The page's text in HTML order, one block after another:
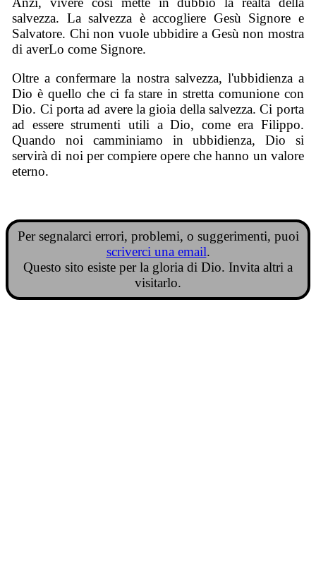
salvezza. La salvezza è accogliere Gesù Signore e
Salvatore. Chi non vuole ubbidire a Gesù non mostra
di averLo come Signore.
Oltre a confermare la nostra salvezza, l'ubbidienza a
Dio è quello che ci fa stare in stretta comunione con
Dio. Ci porta ad avere la gioia della salvezza. Ci porta
ad essere strumenti utili a Dio, come era Filippo.
Quando noi camminiamo in ubbidienza, Dio si
servirà di noi per compiere opere che hanno un valore
eterno.
Per segnalarci errori, problemi, o suggerimenti, puoi
scriverci una email.
Questo sito esiste per la gloria di Dio. Invita altri a
visitarlo.